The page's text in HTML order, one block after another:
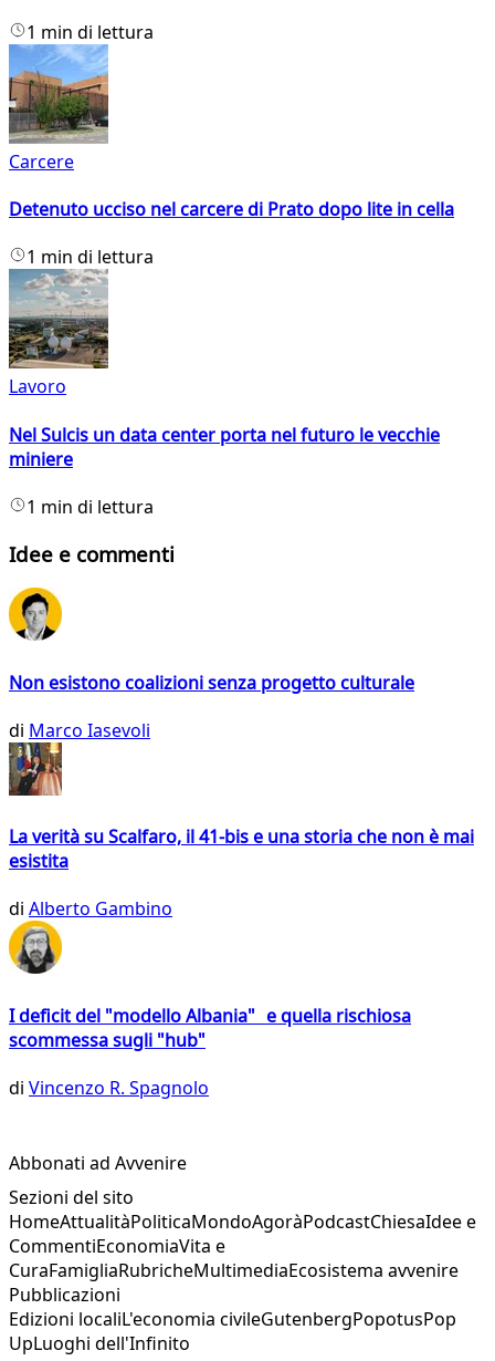
1 min di lettura
Carcere
Detenuto ucciso nel carcere di Prato dopo lite in cella
1 min di lettura
Lavoro
Nel Sulcis un data center porta nel futuro le vecchie
miniere
1 min di lettura
Idee e commenti
Non esistono coalizioni senza progetto culturale
di Marco Iasevoli
La verità su Scalfaro, il 41-bis e una storia che non è mai
esistita
di Alberto Gambino
I deficit del "modello Albania" e quella rischiosa
scommessa sugli "hub"
di Vincenzo R. Spagnolo
Abbonati ad Avvenire
Sezioni del sito
HomeAttualitàPoliticaMondoAgoràPodcastChiesaIdee e
CommentiEconomiaVita e
CuraFamigliaRubricheMultimediaEcosistema avvenire
Pubblicazioni
Edizioni localiL'economia civileGutenbergPopotusPop
UpLuoghi dell'Infinito